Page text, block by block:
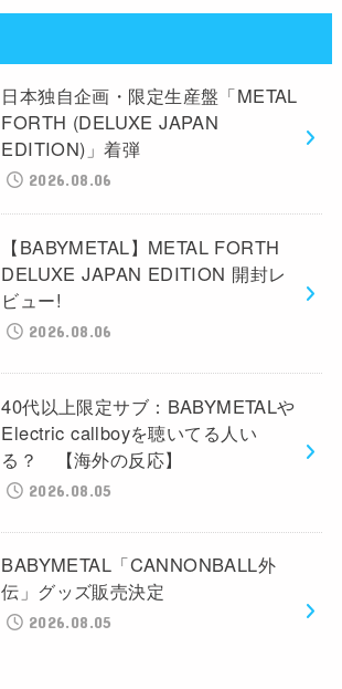
日本独自企画・限定生産盤「METAL
FORTH (DELUXE JAPAN
EDITION)」着弾
2026.08.06
【BABYMETAL】METAL FORTH
DELUXE JAPAN EDITION 開封レ
ビュー!
2026.08.06
40代以上限定サブ：BABYMETALや
Electric callboyを聴いてる人い
る？ 【海外の反応】
2026.08.05
BABYMETAL「CANNONBALL外
伝」グッズ販売決定
2026.08.05